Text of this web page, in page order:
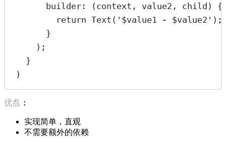
builder :
(context, value2, child) {
return Text ( ' $value1 - $value2 ' );
}
);
}
)
优点：
实现简单，直观
不需要额外的依赖